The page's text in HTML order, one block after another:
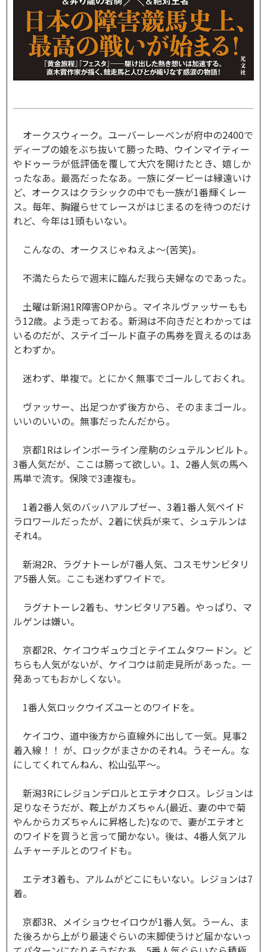
オークスウィーク。ユーバーレーベンが府中の2400で
ディープの娘をぶち抜いて勝った時、ウインマイティー
やドゥーラが低評価を覆して大穴を開けたとき、嬉しか
ったなあ。最高だったなあ。一族にダービーは縁遠いけ
ど、オークスはクラシックの中でも一族が1番輝くレー
ス。毎年、胸躍らせてレースがはじまるのを待つのだけ
れど、今年は1頭もいない。
こんなの、オークスじゃねえよ～(苦笑)。
不満たらたらで週末に臨んだ我ら夫婦なのであった。
土曜は新潟1R障害OPから。マイネルヴァッサーもも
う12歳。よう走っておる。新潟は不向きだとわかっては
いるのだが、ステイゴールド直子の馬券を買えるのはあ
とわずか。
迷わず、単複で。とにかく無事でゴールしておくれ。
ヴァッサー、出足つかず後方から、そのままゴール。
いいのいいの。無事だったんだから。
京都1Rはレインボーライン産駒のシュテルンビルト。
3番人気だが、ここは勝って欲しい。1、2番人気の馬へ
馬単で流す。保険で3連複も。
1着2番人気のバッハアルプゼー、3着1番人気ペイド
ラロワールだったが、2着に伏兵が来て、シュテルンは
それ4。
新潟2R、ラグナトーレが7番人気、コスモサンビタリ
ア5番人気。ここも迷わずワイドで。
ラグナトーレ2着も、サンビタリア5着。やっぱり、マ
ルゲンは嫌い。
京都2R、ケイコウギュウゴとテイエムタワードン。ど
ちらも人気がないが、ケイコウは前走見所があった。一
発あってもおかしくない。
1番人気ロックウイズユーとのワイドを。
ケイコウ、道中後方から直線外に出して一気。見事2
着入線！！ が、ロックがまさかのそれ4。うそーん。な
にしてくれてんねん、松山弘平～。
新潟3Rにレジョンデロルとエテオクロス。レジョンは
足りなそうだが、鞍上がカズちゃん(最近、妻の中で菊
やんからカズちゃんに昇格した)なので、妻がエテオと
のワイドを買うと言って聞かない。後は、4番人気アル
ムチャーチルとのワイドも。
エテオ3着も、アルムがどこにもいない。レジョンは7
着。
京都3R、メイショウセイロウが1番人気。うーん、ま
た後ろから上がり最速ぐらいの末脚使うけど届かないっ